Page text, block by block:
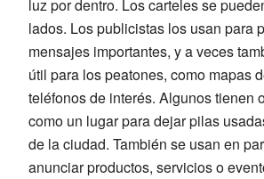
luz por dentro. Los carteles se
lados. Los publicistas los usan para
mensajes importantes, y a veces
útil para los peatones, como mapas
teléfonos de interés. Algunos tienen
como un lugar para dejar pilas
de la ciudad. También se usan en
anunciar productos, servicios o